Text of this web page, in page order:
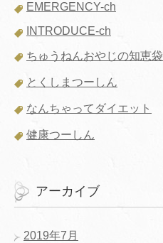
EMERGENCY-ch
INTRODUCE-ch
ちゅうねんおやじの知恵袋
とくしまつーしん
なんちゃってダイエット
健康つーしん
アーカイブ
2019年7月